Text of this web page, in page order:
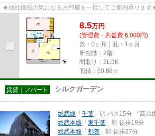
★他社掲載の気になるお部屋も一括してご案内承りま
8.5万円
(管理費・共益費 6,000円)
敷：0ヶ月｜礼：1ヶ月
所在階：2階
間取り：2LDK
面積：60.88㎡
賃貸｜アパート シルクガーデン
総武線 「 千葉 」駅 バス15分 「高品
総武本線 「 東千葉 」駅 徒歩19分
総武本線 「 都賀 」駅 徒歩27分